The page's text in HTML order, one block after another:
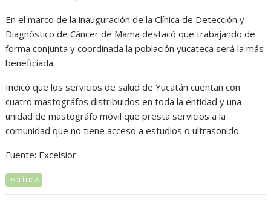
En el marco de la inauguración de la Clínica de Detección y
Diagnóstico de Cáncer de Mama destacó que trabajando de
forma conjunta y coordinada la población yucateca será la más
beneficiada.
Indicó que los servicios de salud de Yucatán cuentan con
cuatro mastográfos distribuidos en toda la entidad y una
unidad de mastográfo móvil que presta servicios a la
comunidad que no tiene acceso a estudios o ultrasonido.
Fuente: Excelsior
POLÍTICA